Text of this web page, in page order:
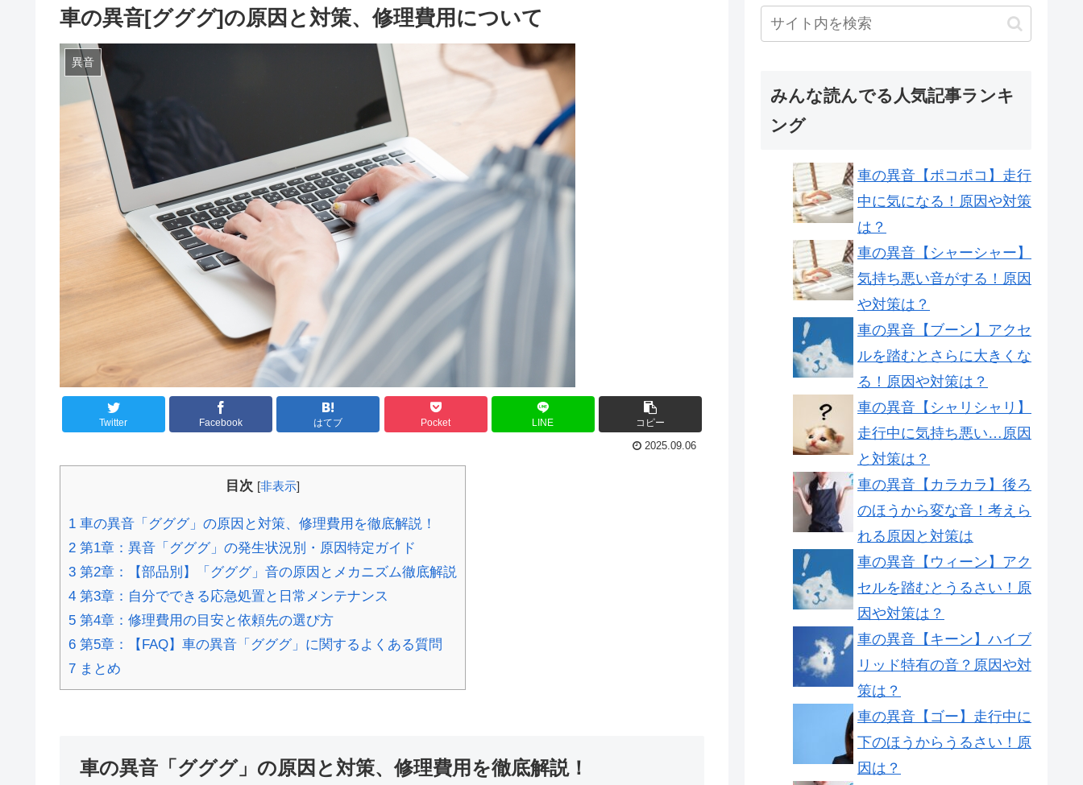
車の異音[グググ]の原因と対策、修理費用について
異音
Twitter Facebook はてブ Pocket LINE コピー
2025.09.06
目次 [非表示]
1 車の異音「グググ」の原因と対策、修理費用を徹底解説！
2 第1章：異音「グググ」の発生状況別・原因特定ガイド
3 第2章：【部品別】「グググ」音の原因とメカニズム徹底解説
4 第3章：自分でできる応急処置と日常メンテナンス
5 第4章：修理費用の目安と依頼先の選び方
6 第5章：【FAQ】車の異音「グググ」に関するよくある質問
7 まとめ
車の異音「グググ」の原因と対策、修理費用を徹底解説！
みんな読んでる人気記事ランキ
ング
車の異音【ポコポコ】走行
中に気になる！原因や対策
は？
車の異音【シャーシャー】
気持ち悪い音がする！原因
や対策は？
車の異音【ブーン】アクセ
ルを踏むとさらに大きくな
る！原因や対策は？
車の異音【シャリシャリ】
走行中に気持ち悪い…原因
と対策は？
車の異音【カラカラ】後ろ
のほうから変な音！考えら
れる原因と対策は
車の異音【ウィーン】アク
セルを踏むとうるさい！原
因や対策は？
車の異音【キーン】ハイブ
リッド特有の音？原因や対
策は？
車の異音【ゴー】走行中に
下のほうからうるさい！原
因は？